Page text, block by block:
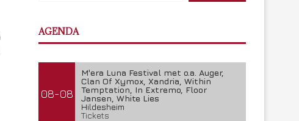
AGENDA
08-08
M'era Luna Festival met o.a. Auger,
Clan Of Xymox, Xandria, Within
Temptation, In Extremo, Floor
Jansen, White Lies
Hildesheim
Tickets